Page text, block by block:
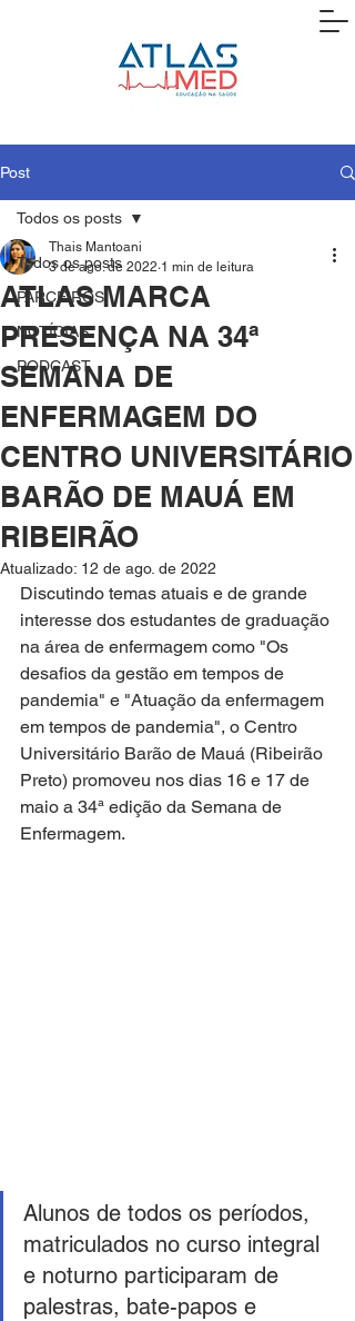
Post
Todos os posts
PARCEIROS
NOTÍCIAS
PODCAST
Todos os posts
ATLAS MARCA
PRESENÇA NA 34ª
SEMANA DE
ENFERMAGEM DO
CENTRO UNIVERSITÁRIO
BARÃO DE MAUÁ EM
RIBEIRÃO
Thais Mantoani
3 de ago. de 2022 1 min de leitura
Atualizado: 12 de ago. de 2022
Discutindo temas atuais e de grande
interesse dos estudantes de graduação
na área de enfermagem como "Os
desafios da gestão em tempos de
pandemia" e "Atuação da enfermagem
em tempos de pandemia", o Centro
Universitário Barão de Mauá (Ribeirão
Preto) promoveu nos dias 16 e 17 de
maio a 34ª edição da Semana de
Enfermagem.
Alunos de todos os períodos,
matriculados no curso integral
e noturno participaram de
palestras, bate-papos e